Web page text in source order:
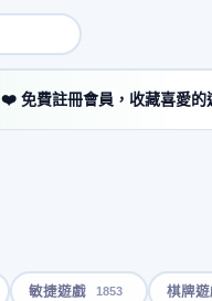
❤️ 免費註冊會員，收藏喜愛的
敏捷遊戲 1853 棋牌遊